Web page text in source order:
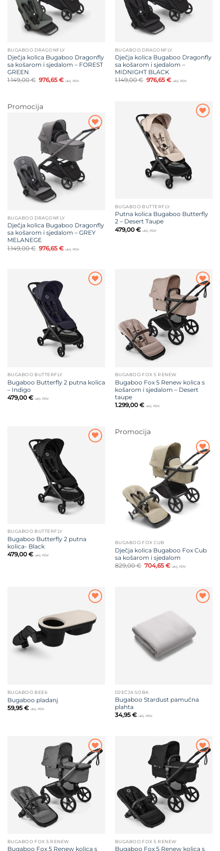
BUGABOO DRAGONFLY
Dječja kolica Bugaboo Dragonfly
sa košarom i sjedalom – FOREST
GREEN
1.149,00€ Izvorna
cijena
1.149,00 €.
976,65€Trenutna
uklj. PDV
BUGABOO DRAGONFLY
Dječja kolica Bugaboo Dragonfly
sa košarom i sjedalom –
MIDNIGHT BLACK
1.149,00€ Izvorna
cijena
976,65€Trenutna
uklj. PDV
Promocija
Dodajte
na listu
BUGABOO DRAGONFLY
Dječja kolica Bugaboo Dragonfly
sa košarom i sjedalom – GREY
MELANEGE
1.149,00€ Izvorna
cijena
976,65€Trenutna
cijena
uklj. PDV
BUGABOO BUTTERFLY
Putna kolica Bugaboo Butterfly
2 – Desert Taupe
479,00 € uklj. PDV
BUGABOO BUTTERFLY
Bugaboo Butterfly 2 putna kolica
– Indigo
479,00 € uklj. PDV
Dodajte
na listu
želja
BUGABOO FOX 5 RENEW
Bugaboo Fox 5 Renew kolica s
košarom i sjedalom – Desert
taupe
1.299,00 € uklj. PDV
BUGABOO BUTTERFLY
Bugaboo Butterfly 2 putna
kolica- Black
479,00 € uklj. PDV
Promocija
Dodajte
na listu
želja
BUGABOO FOX CUB
Dječja kolica Bugaboo Fox Cub
sa košarom i sjedalom
829,00€ Izvorna
cijena
704,65€Trenutna
uklj. PDV
Dodajte
na listu
želja
BUGABOO BEE6
Bugaboo pladanj
59,95 € uklj. PDV
DJEČJA SOBA
Bugaboo Stardust pamučna
plahta
34,95 € uklj. PDV
Dodajte
na listu
želja
BUGABOO FOX 5 RENEW
Bugaboo Fox 5 Renew kolica s
Dodajte
na listu
želja
BUGABOO FOX 5 RENEW
Bugaboo Fox 5 Renew kolica s